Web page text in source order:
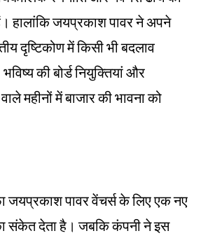
हालांकि जयप्रकाश पावर ने अपने
दृष्टिकोण में किसी भी बदलाव
की बोर्ड नियुक्तियां और
महीनों में बाजार की भावना को
जयप्रकाश पावर वेंचर्स के लिए एक नए
संकेत देता है। जबकि कंपनी ने इस